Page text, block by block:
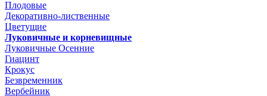
Плодовые
Декоративно-лиственные
Цветущие
Луковичные и корневищные
Луковичные Осенние
Гиацинт
Крокус
Безвременник
Вербейник